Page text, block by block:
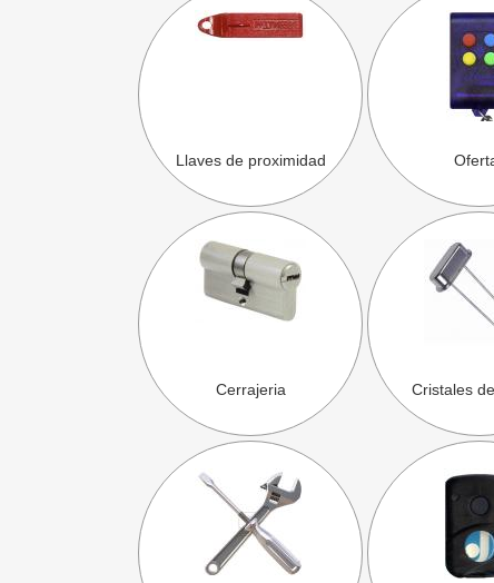
Llaves de proximidad
Cerrajeria Cristales